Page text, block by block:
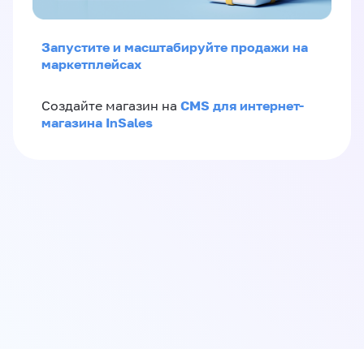
Запустите и масштабируйте продажи на
маркетплейсах
Создайте магазин на CMS для интернет-
магазина InSales